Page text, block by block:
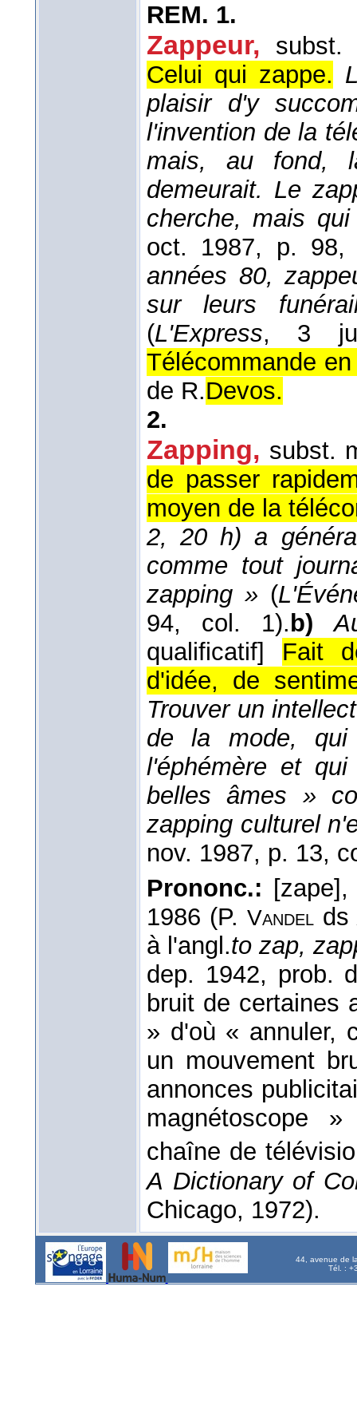
REM. 1.
Zappeur,
subst.
Celui qui zappe.
plaisir d'y
l'invention de la
mais, au fond,
demeurait. Le
cherche, mais
oct. 1987, p. 98,
années 80,
sur leurs
(L'Express, 3
Télécommande
de R.Devos.
2.
Zapping, subst.
de passer
moyen de la
2, 20 h) a
comme tout
zapping » (
94, col. 1).b)
qualificatif]
Fait
d'idée, de
Trouver un
de la mode, qui
l'éphémère et
belles âmes »
zapping culturel
nov. 1987, p. 13,
Prononc.:
1986 (P. Vandel ds
à l'angl.to zap,
dep. 1942, prob.
bruit de certaines
» d'où « annuler,
un mouvement
annonces
magnétoscope
chaîne de
A Dictionary of
Chicago, 1972).
44, avenue de
Tél. :